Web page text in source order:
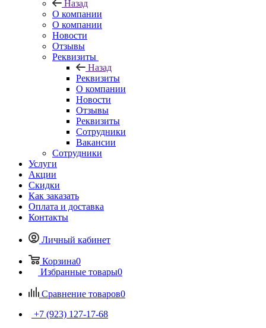
Назад
О компании
О компании
Новости
Отзывы
Реквизиты
Назад
Реквизиты
О компании
Новости
Отзывы
Реквизиты
Сотрудники
Вакансии
Сотрудники
Услуги
Акции
Скидки
Как заказать
Оплата и доставка
Контакты
Личный кабинет
Корзина0
Избранные товары0
Сравнение товаров0
+7 (923) 127-17-68